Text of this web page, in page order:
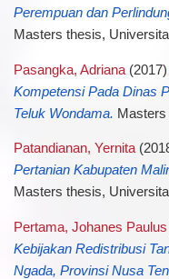
Perempuan dan
Masters thesis,
Pasangka, Adriana(2017)
Kompetensi Pada Dinas
Teluk Wondama.
Patandianan, Yernita
Pertanian Kabupaten
Masters thesis,
Pertama, Johanes Paulus
Kebijakan Redistribusi
Ngada, Provinsi Nusa